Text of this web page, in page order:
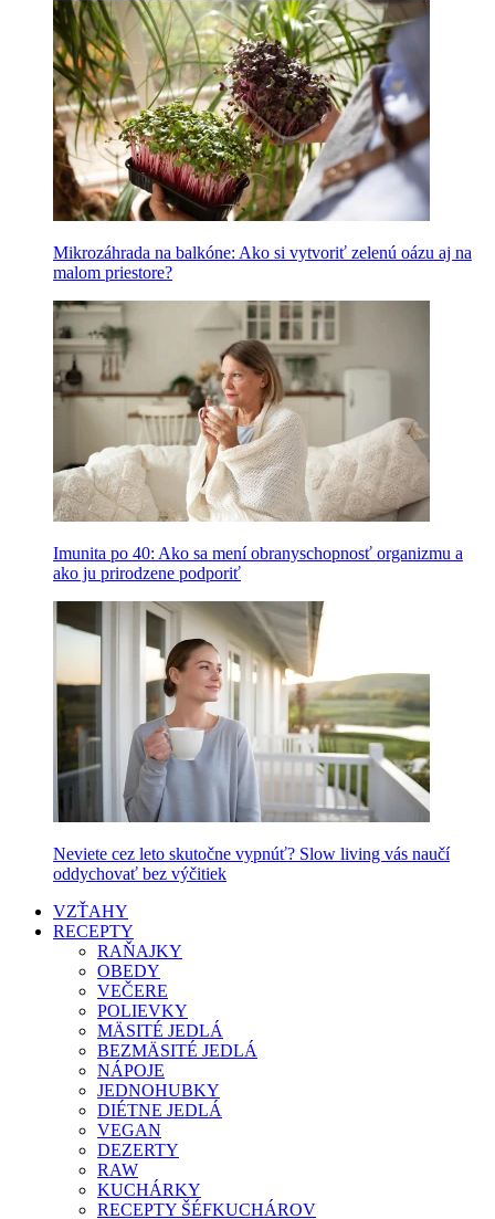
Mikrozáhrada na balkóne: Ako si vytvoriť zelenú oázu aj na
malom priestore?
Imunita po 40: Ako sa mení obranyschopnosť organizmu a
ako ju prirodzene podporiť
Neviete cez leto skutočne vypnúť? Slow living vás naučí
oddychovať bez výčitiek
VZŤAHY
RECEPTY
RAŇAJKY
OBEDY
VEČERE
POLIEVKY
MÄSITÉ JEDLÁ
BEZMÄSITÉ JEDLÁ
NÁPOJE
JEDNOHUBKY
DIÉTNE JEDLÁ
VEGAN
DEZERTY
RAW
KUCHÁRKY
RECEPTY ŠÉFKUCHÁROV